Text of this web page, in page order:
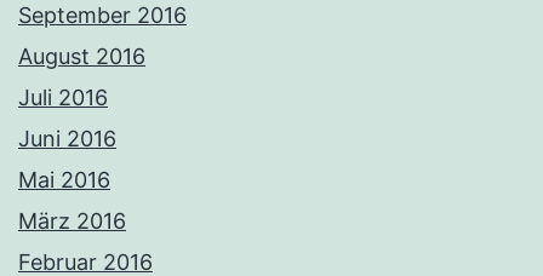
September 2016
August 2016
Juli 2016
Juni 2016
Mai 2016
März 2016
Februar 2016